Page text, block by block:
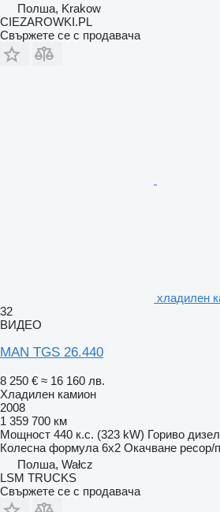
Полша, Krakow
CIEZAROWKI.PL
Свържете се с продавача
хладилен
32
ВИДЕО
MAN TGS 26.440
8 250 € ≈ 16 160 лв.
Хладилен камион
2008
1 359 700 км
Мощност 440 к.с. (323 kW) Гориво дизел
Колесна формула 6x2 Окачване ресор/
Полша, Wałcz
LSM TRUCKS
Свържете се с продавача